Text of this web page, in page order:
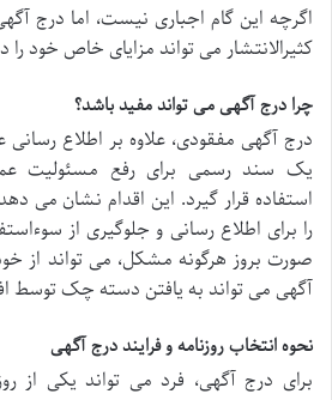
اگرچه این گام اجباری نیست، اما درج
کثیرالانتشار می تواند مزایای خاص خود را
چرا درج آگهی می تواند مفید باشد؟
درج آگهی مفقودی، علاوه بر اطلاع رسانی
یک سند رسمی برای رفع مسئولیت
استفاده قرار گیرد. این اقدام نشان می
را برای اطلاع رسانی و جلوگیری از
صورت بروز هرگونه مشکل، می تواند از
آگهی می تواند به یافتن دسته چک توسط
نحوه انتخاب روزنامه و فرایند درج آگهی
برای درج آگهی، فرد می تواند یکی از